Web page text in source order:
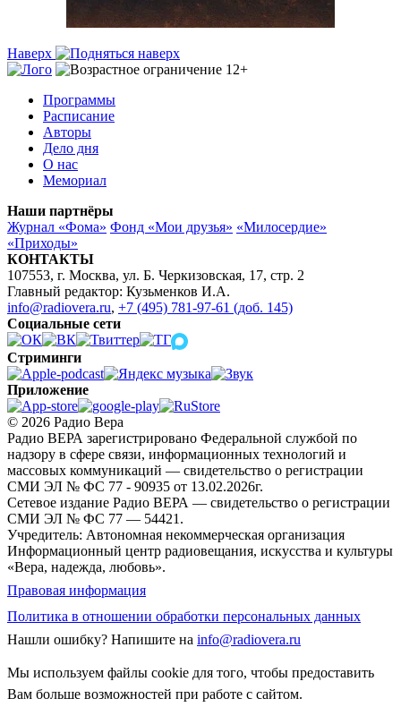
Наверх
Программы
Расписание
Авторы
Дело дня
О нас
Мемориал
Наши партнёры
Журнал «Фома» Фонд «Мои друзья» «Милосердие»
«Приходы»
КОНТАКТЫ
107553, г. Москва, ул. Б. Черкизовская, 17, стр. 2
Главный редактор: Кузьменков И.А.
info@radiovera.ru, +7 (495) 781-97-61 (доб. 145)
Социальные сети
Стриминги
Приложение
© 2026 Радио Вера
Радио ВЕРА зарегистрировано Федеральной службой по
надзору в сфере связи, информационных технологий и
массовых коммуникаций — свидетельство о регистрации
СМИ ЭЛ № ФС 77 - 90935 от 13.02.2026г.
Сетевое издание Радио ВЕРА — свидетельство о регистрации
СМИ ЭЛ № ФС 77 — 54421.
Учредитель: Автономная некоммерческая организация
Информационный центр радиовещания, искусства и культуры
«Вера, надежда, любовь».
Правовая информация
Политика в отношении обработки персональных данных
Нашли ошибку? Напишите на info@radiovera.ru
Мы используем файлы cookie для того, чтобы предоставить
Вам больше возможностей при работе с сайтом.